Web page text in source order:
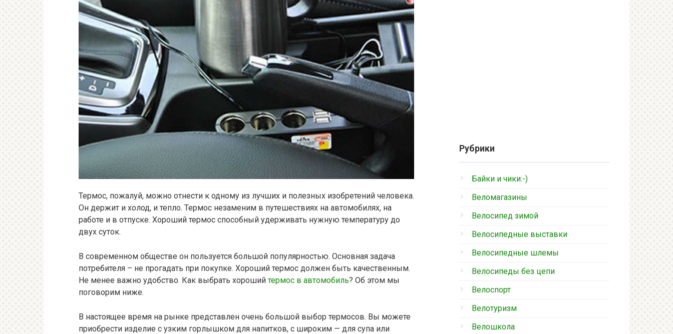
Термос, пожалуй, можно отнести к одному из лучших и полезных изобретений человека.
Он держит и холод, и тепло. Термос незаменим в путешествиях на автомобилях, на
работе и в отпуске. Хороший термос способный удерживать нужную температуру до
двух суток.
В современном обществе он пользуется большой популярностью. Основная задача
потребителя – не прогадать при покупке. Хороший термос должен быть качественным.
Не менее важно удобство. Как выбрать хороший термос в автомобиль? Об этом мы
поговорим ниже.
В настоящее время на рынке представлен очень большой выбор термосов. Вы можете
приобрести изделие с узким горлышком для напитков, с широким — для супа или
Рубрики
Байки и чики:-)
Веломагазины
Велосипед зимой
Велосипедные выставки
Велосипедные шлемы
Велосипеды без цепи
Велоспорт
Велотуризм
Велошкола